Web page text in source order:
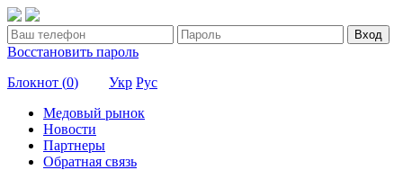
Вход
Восстановить пароль
Блокнот (0) Укр Рус
Медовый рынок
Новости
Партнеры
Обратная связь